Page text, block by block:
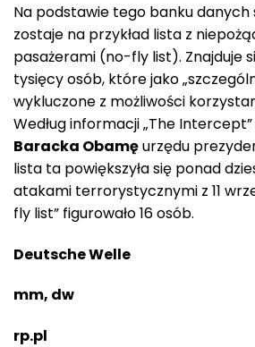
Na podstawie tego banku
zostaje na przykład lista z
pasażerami (no-fly list). Znajduje
tysięcy osób, które jako
wykluczone z możliwości
Według informacji „The
Baracka Obamęurzędu
lista ta powiększyła się ponad
atakami terrorystycznymi z 11
fly list” figurowało 16 osób.
Deutsche Welle
mm, dw
rp.pl